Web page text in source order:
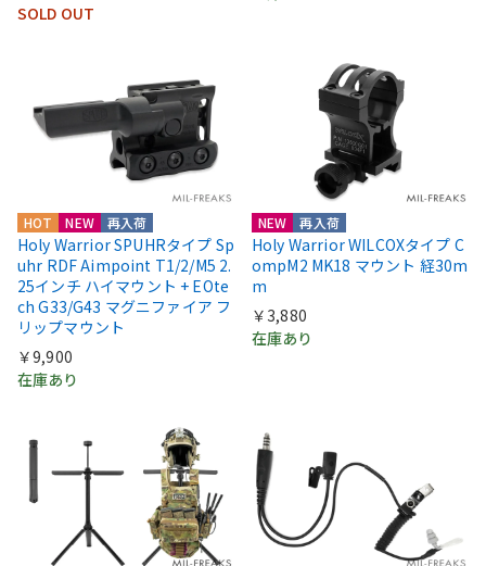
SOLD OUT
HOT NEW 再入荷
Holy Warrior SPUHRタイプ Sp
uhr RDF Aimpoint T1/2/M5 2.
25インチ ハイマウント + EOte
ch G33/G43 マグニファイア フ
リップマウント
￥9,900
在庫あり
NEW 再入荷
Holy Warrior WILCOXタイプ C
ompM2 MK18 マウント 経30m
m
￥3,880
在庫あり